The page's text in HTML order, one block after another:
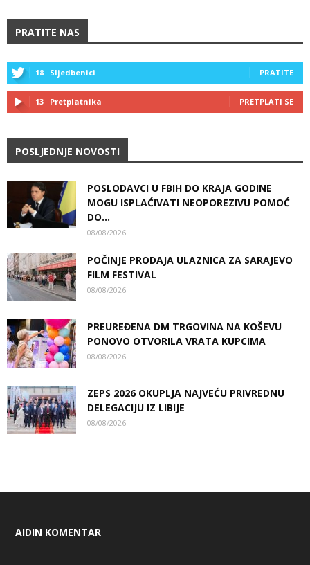
PRATITE NAS
18 Sljedbenici PRATITE
13 Pretplatnika PRETPLATI SE
POSLJEDNJE NOVOSTI
POSLODAVCI U FBIH DO KRAJA GODINE
MOGU ISPLAĆIVATI NEOPOREZIVU POMOĆ
DO...
08/08/2026
POČINJE PRODAJA ULAZNICA ZA SARAJEVO
FILM FESTIVAL
08/08/2026
PREUREĐENA DM TRGOVINA NA KOŠEVU
PONOVO OTVORILA VRATA KUPCIMA
08/08/2026
ZEPS 2026 OKUPLJA NAJVEĆU PRIVREDNU
DELEGACIJU IZ LIBIJE
08/08/2026
AIDIN KOMENTAR